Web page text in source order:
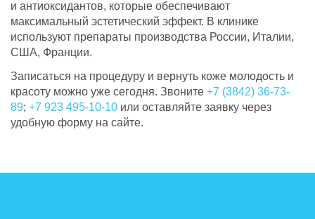
и антиоксидантов, которые обеспечивают
максимальный эстетический эффект. В клинике
используют препараты производства России, Италии,
США, Франции.
Записаться на процедуру и вернуть коже молодость и
красоту можно уже сегодня. Звоните +7 (3842) 36-73-
89; +7 923 495-10-10 или оставляйте заявку через
удобную форму на сайте.